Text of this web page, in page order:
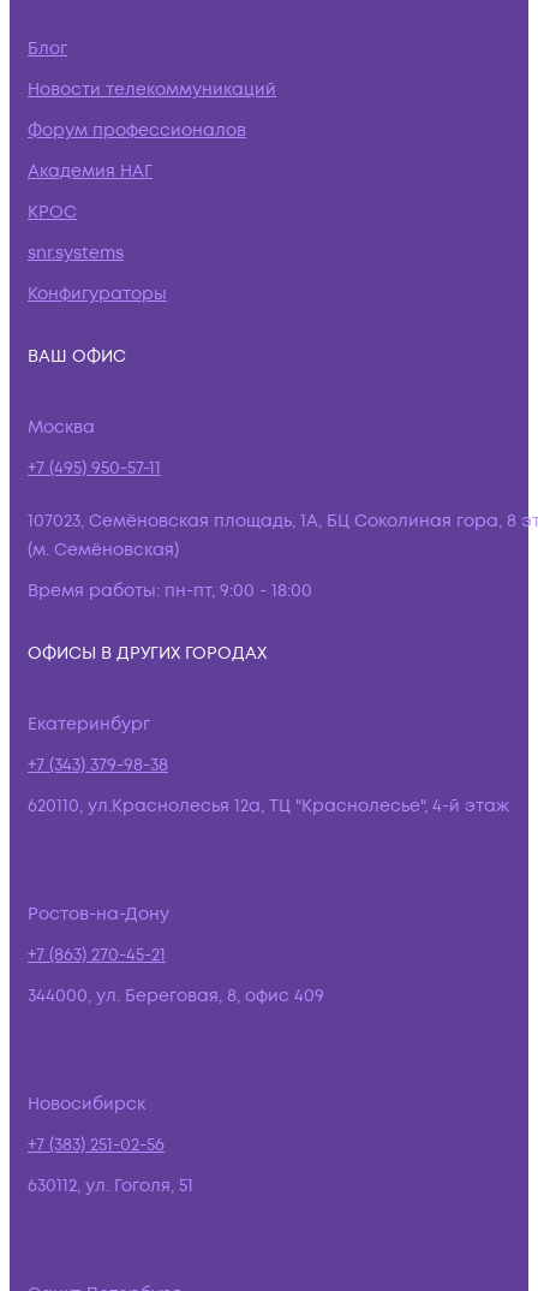
Блог
Новости телекоммуникаций
Форум профессионалов
Академия НАГ
КРОС
snr.systems
Конфигураторы
ВАШ ОФИС
Москва
+7 (495) 950-57-11
107023, Семёновская площадь, 1А, БЦ Соколиная гора, 8
(м. Семёновская)
Время работы: пн-пт, 9:00 - 18:00
ОФИСЫ В ДРУГИХ ГОРОДАХ
Екатеринбург
+7 (343) 379-98-38
620110, ул.Краснолесья 12а, ТЦ "Краснолесье", 4-й этаж
Ростов-на-Дону
+7 (863) 270-45-21
344000, ул. Береговая, 8, офис 409
Новосибирск
+7 (383) 251-02-56
630112, ул. Гоголя, 51